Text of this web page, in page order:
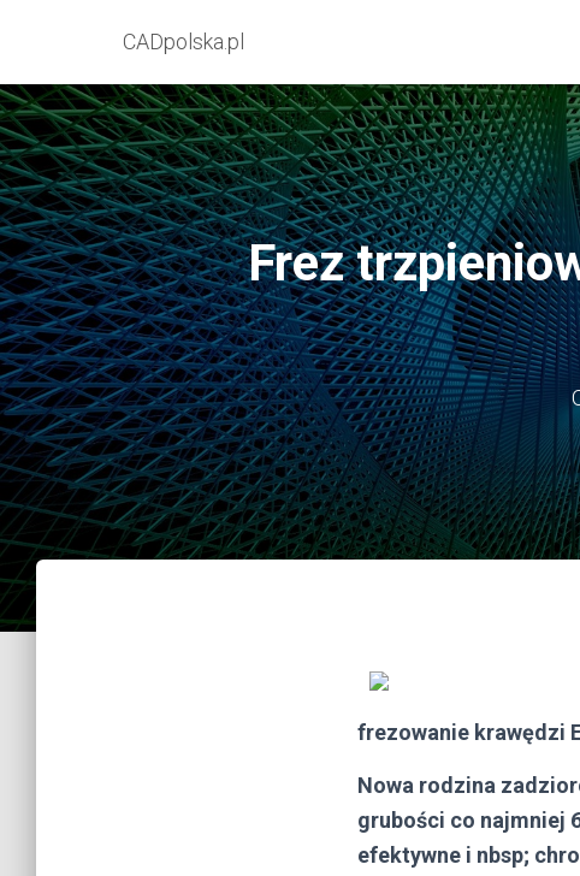
CADpolska.pl
Frez
frezowanie krawędzi
Nowa rodzina
grubości co najmniej
efektywne i nbsp;